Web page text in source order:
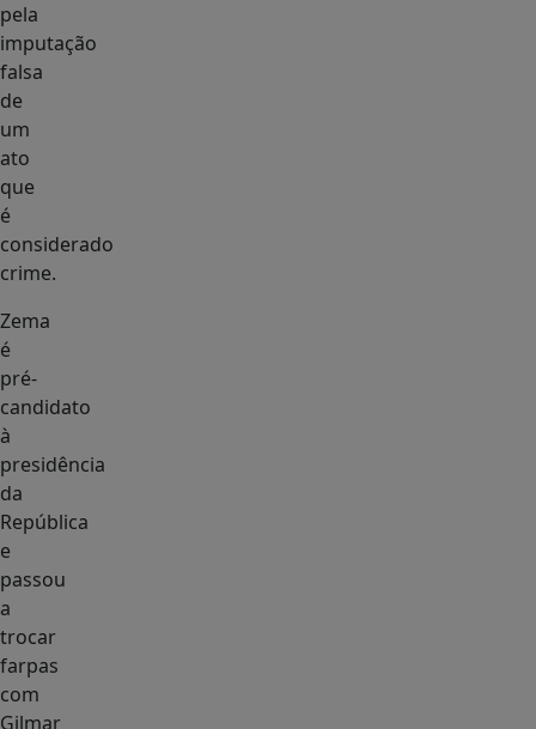
pela
imputação
falsa
de
um
ato
que
é
considerado
crime.
Zema
é
pré-
candidato
à
presidência
da
República
e
passou
a
trocar
farpas
com
Gilmar